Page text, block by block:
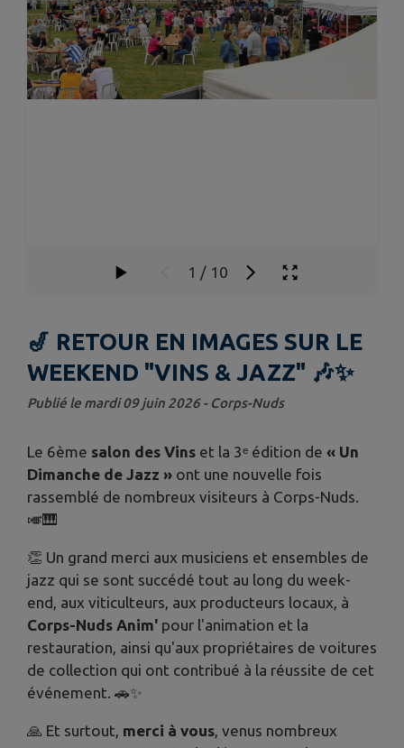
1 / 10
🎷 RETOUR EN IMAGES SUR LE
WEEKEND "VINS & JAZZ" 🎶✨
Publié le mardi 09 juin 2026 - Corps-Nuds
Le 6ème salon des Vins et la 3ᵉ édition de « Un
Dimanche de Jazz » ont une nouvelle fois
rassemblé de nombreux visiteurs à Corps-Nuds.
🎺🎹
👏 Un grand merci aux musiciens et ensembles de
jazz qui se sont succédé tout au long du week-
end, aux viticulteurs, aux producteurs locaux, à
Corps-Nuds Anim' pour l'animation et la
restauration, ainsi qu'aux propriétaires de voitures
de collection qui ont contribué à la réussite de cet
événement. 🚗✨
🙏 Et surtout, merci à vous, venus nombreux